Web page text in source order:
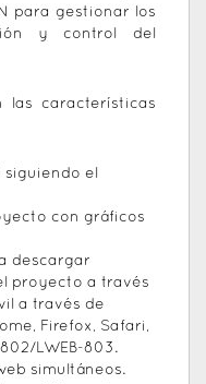
para gestionar los
y control del
las características
siguiendo el
con gráficos
descargar
proyecto a través
a través de
Firefox, Safari,
LWEB-803.
simultáneos.